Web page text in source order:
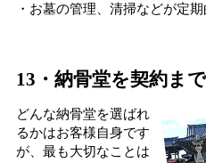
・お墓の管理、清掃などが定期
13・納骨堂を契約ま
どんな納骨堂を選ばれ
るかはお客様自身です
が、最も大切なことは